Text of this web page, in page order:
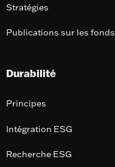
Stratégies
Publications sur les fonds
Durabilité
Principes
Intégration ESG
Recherche ESG